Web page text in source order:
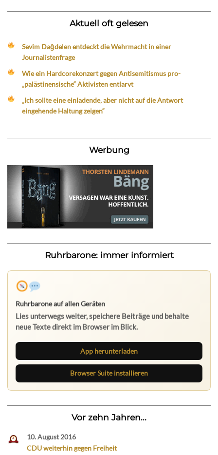
Aktuell oft gelesen
Sevim Dağdelen entdeckt die Wehrmacht in einer
Journalistenfrage
Wie ein Hardcorekonzert gegen Antisemitismus pro-
„palästinensische“ Aktivisten entlarvt
„Ich sollte eine einladende, aber nicht auf die Antwort
eingehende Haltung zeigen“
Werbung
Ruhrbarone: immer informiert
App herunterladen
Browser Suite installieren
Vor zehn Jahren...
10. August 2016
CDU weiterhin gegen Freiheit